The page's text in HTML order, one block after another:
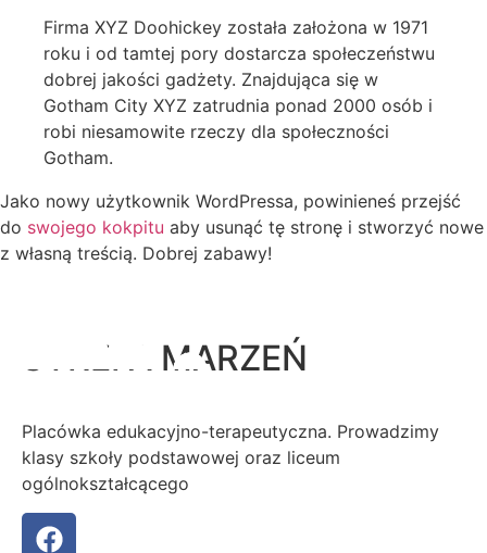
Firma XYZ Doohickey została założona w 1971
roku i od tamtej pory dostarcza społeczeństwu
dobrej jakości gadżety. Znajdująca się w
Gotham City XYZ zatrudnia ponad 2000 osób i
robi niesamowite rzeczy dla społeczności
Gotham.
Jako nowy użytkownik WordPressa, powinieneś przejść
do swojego kokpitu aby usunąć tę stronę i stworzyć nowe
z własną treścią. Dobrej zabawy!
STREFA MARZEŃ
Placówka edukacyjno-terapeutyczna. Prowadzimy
klasy szkoły podstawowej oraz liceum
ogólnokształcącego